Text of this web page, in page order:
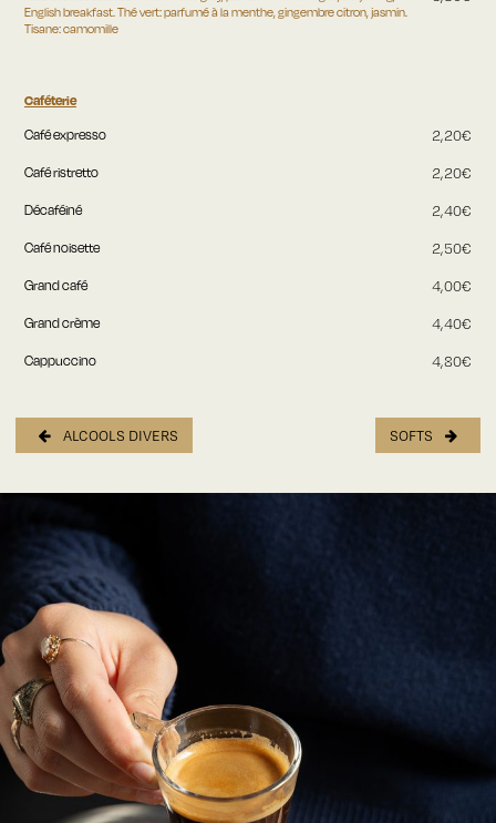
English breakfast. Thé vert: parfumé à la menthe, gingembre citron, jasmin.
Tisane: camomille
Caféterie
Café expresso
2,20€
Café ristretto
2,20€
Décaféiné
2,40€
Café noisette
2,50€
Grand café
4,00€
Grand crème
4,40€
Cappuccino
4,80€
ALCOOLS DIVERS SOFTS